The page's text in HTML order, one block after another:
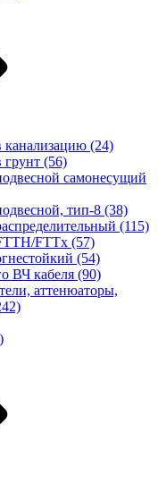
канализацию (24)
грунт (56)
самонесущий
тип-8 (38)
(115)
FTTx (57)
(54)
ВЧ кабеля (90)
аттенюаторы,